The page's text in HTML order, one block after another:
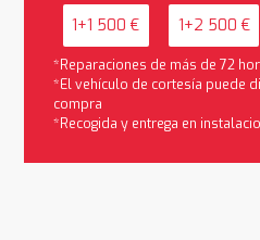
1+1 500 € 1+2 500 €
*Reparaciones de más de 72
*El vehículo de cortesía puede
compra
*Recogida y entrega en